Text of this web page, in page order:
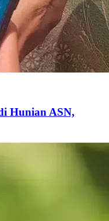
Hunian ASN,